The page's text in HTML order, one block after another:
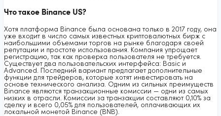
Что такое Binance US?
Хотя платформа Binance была основана только в 2017 году, она
уже входит в число самых известных криптовалютных бирж с
наибольшими объемами торгов на рынке благодаря своей
репутации и простоте использования. Компания упрощает
регистрацию, так как проверка пользователя не требуется.
Существует два пользовательских интерфейса: Basic и
Advanced. Последний вариант предлагает дополнительные
функции для трейдеров, которые хотят инвестировать на
основе технического анализа. Одним из сильных преимуществ
Binance являются транзакционные комиссии — одни из самых
низких в отрасли. Комиссии за транзакции составляют 0,10% за
сделку и всего 0,05% для пользователей, оплачивающих их
локальной монетой Binance (BNB).